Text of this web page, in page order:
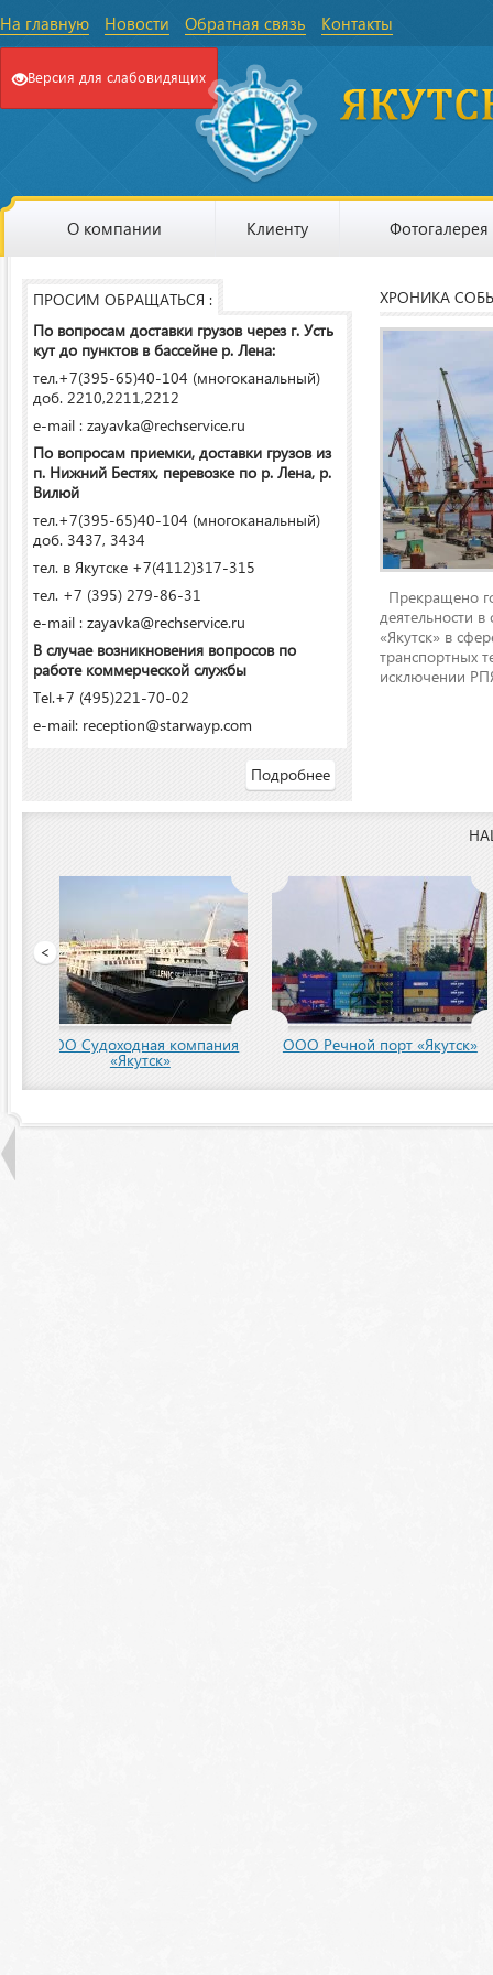
На главную Новости Обратная связь Контакты
Версия для слабовидящих
О компании Клиенту Фотогалерея
ПРОСИМ ОБРАЩАТЬСЯ :
По вопросам доставки грузов через г. Усть
кут до пунктов в бассейне р. Лена:
тел.+7(395-65)40-104 (многоканальный)
доб. 2210,2211,2212
e-mail : zayavka@rechservice.ru
По вопросам приемки, доставки грузов из
п. Нижний Бестях, перевозке по р. Лена, р.
Вилюй
тел.+7(395-65)40-104 (многоканальный)
доб. 3437, 3434
тел. в Якутске +7(4112)317-315
тел. +7 (395) 279-86-31
e-mail : zayavka@rechservice.ru
В случае возникновения вопросов по
работе коммерческой службы
Tel.+7 (495)221-70-02
e-mail: reception@starwayp.com
Подробнее
ХРОНИКА
Прекращено
деятельности
«Якутск» в
транспортных
исключении
<
ООО Речной порт «Якутск»
ООО «Якутский речной